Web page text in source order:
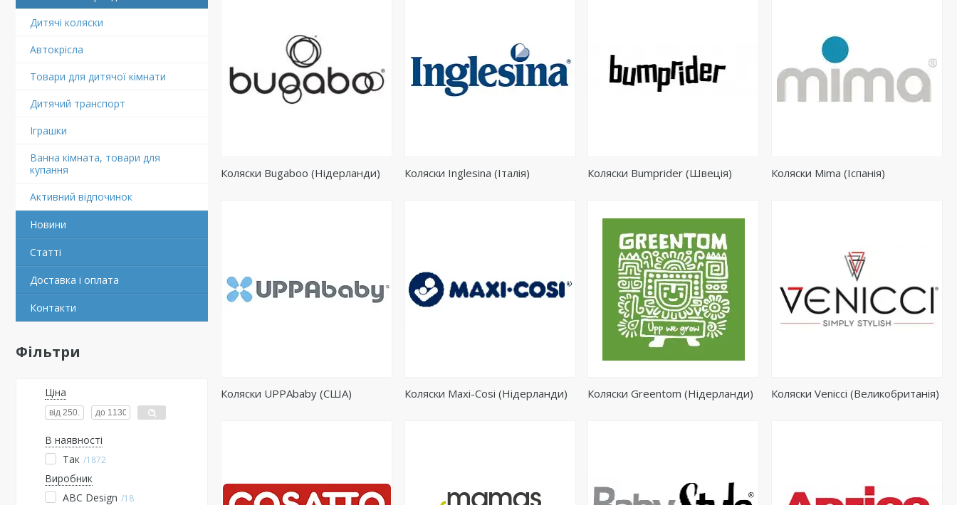
Дитячі коляски
Автокрісла
Товари для дитячої кімнати
Дитячий транспорт
Іграшки
Ванна кімната, товари для
купання
Активний відпочинок
Новини
Статті
Доставка і оплата
Контакти
Фільтри
Ціна
В наявності
Так 1872
Виробник
ABC Design
18
Коляски Bugaboo (Нідерланди) Коляски Inglesina (Італія) Коляски Bumprider (Швеція) Коляски Mima (Іспанія)
Коляски UPPAbaby (США) Коляски Maxi-Cosi (Нідерланди) Коляски Greentom (Нідерланди) Коляски Venicci (Великобританія)